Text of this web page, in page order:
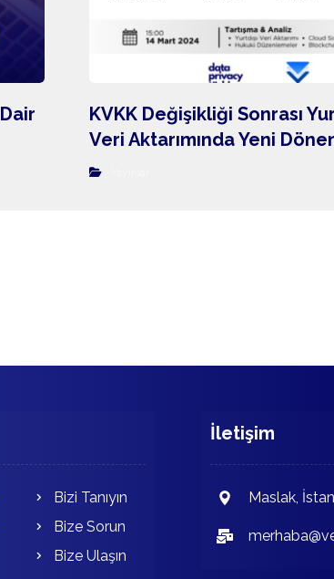
KVKK Değişikliği Sonrası
Veri Aktarımında Yeni
Bizi Tanıyın
Bize Sorun
Bize Ulaşın
İletişim
Maslak,